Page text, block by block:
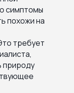
симптомы
похожи на
требует
природу